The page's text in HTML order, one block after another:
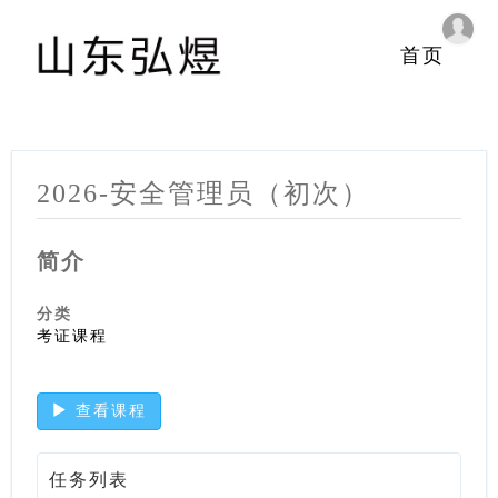
首页
2026-安全管理员（初次）
简介
分类
考证课程
查看课程
任务列表